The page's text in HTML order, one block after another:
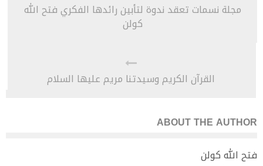
مجلة نسمات تعقد ندوة لتأبين رائدها الفكري فتح الله
كولن
القرآن الكريم وسيدتنا مريم عليها السلام
ABOUT THE AUTHOR
فتح الله كولن